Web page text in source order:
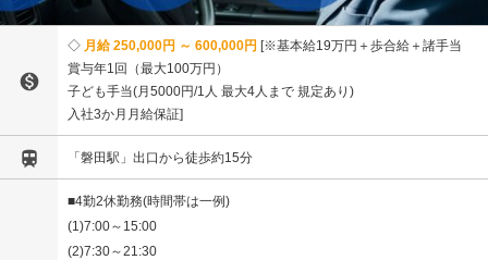

月給 250,000円 ～ 600,000円 ※基本給19万円＋歩合給＋諸手当
賞与年1回（最大100万円）
子ども手当(月5000円/1人 最大4人まで 規定あり)
入社3か月月給保証
 「磐田駅」出口から徒歩約15分
■4勤2休勤務(時間帯は一例)
(1)7:00～15:00
(2)7:30～21:30